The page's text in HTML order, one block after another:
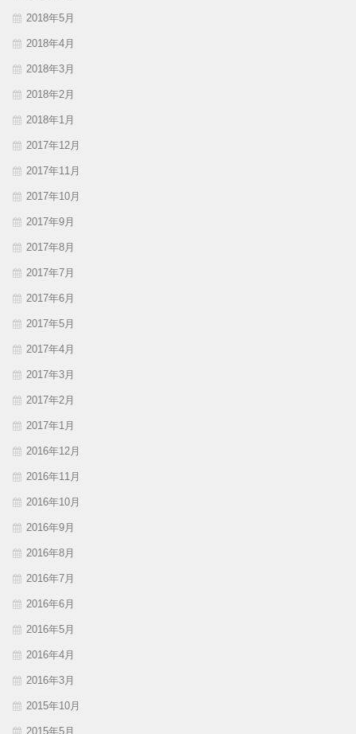
2018年5月
2018年4月
2018年3月
2018年2月
2018年1月
2017年12月
2017年11月
2017年10月
2017年9月
2017年8月
2017年7月
2017年6月
2017年5月
2017年4月
2017年3月
2017年2月
2017年1月
2016年12月
2016年11月
2016年10月
2016年9月
2016年8月
2016年7月
2016年6月
2016年5月
2016年4月
2016年3月
2015年10月
2015年5月